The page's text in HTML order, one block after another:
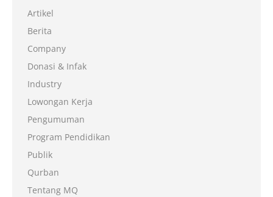
Artikel
Berita
Company
Donasi & Infak
Industry
Lowongan Kerja
Pengumuman
Program Pendidikan
Publik
Qurban
Tentang MQ